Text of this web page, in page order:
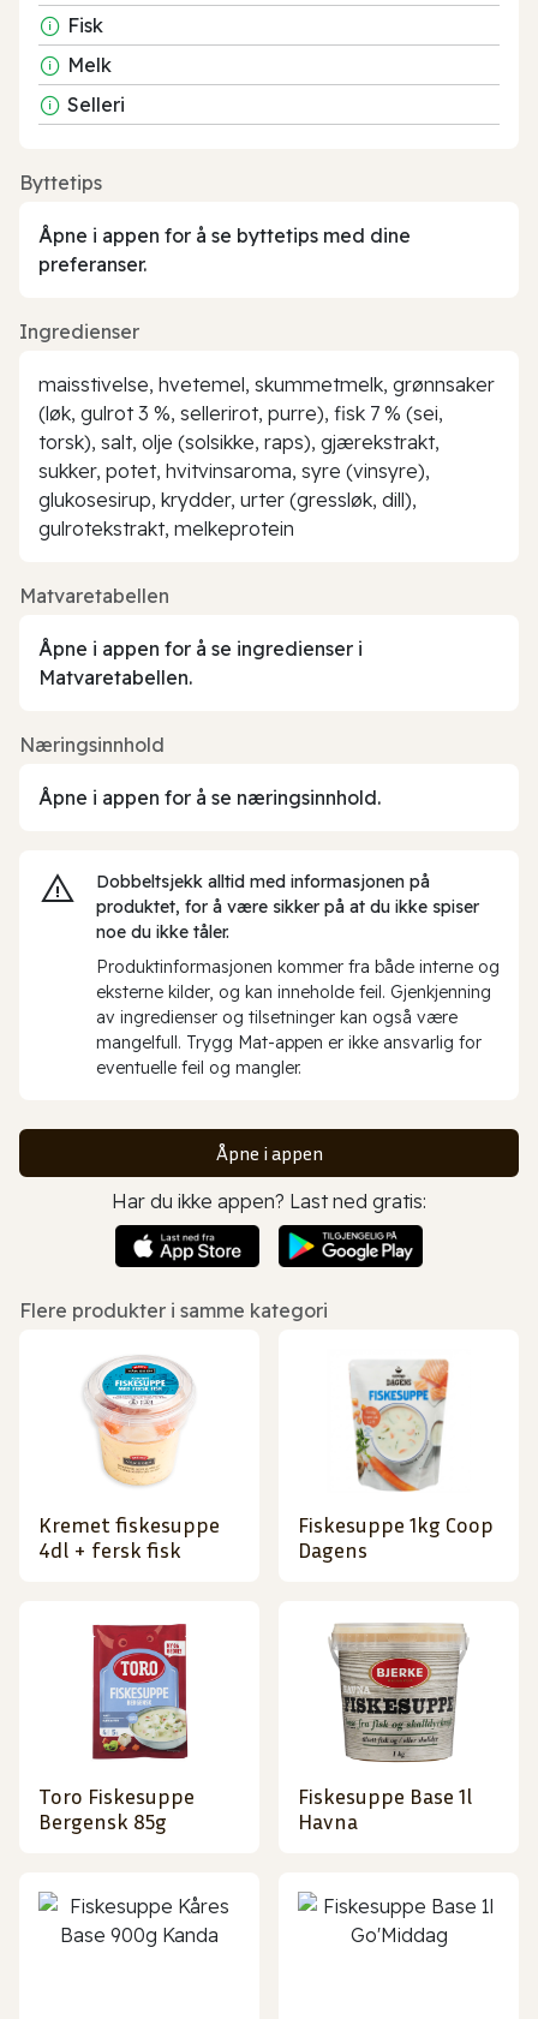
Fisk
Melk
Selleri
Byttetips
Åpne i appen for å se byttetips med dine
preferanser.
Ingredienser
maisstivelse, hvetemel, skummetmelk, grønnsaker
(løk, gulrot 3 %, sellerirot, purre), fisk 7 % (sei,
torsk), salt, olje (solsikke, raps), gjærekstrakt,
sukker, potet, hvitvinsaroma, syre (vinsyre),
glukosesirup, krydder, urter (gressløk, dill),
gulrotekstrakt, melkeprotein
Matvaretabellen
Åpne i appen for å se ingredienser i
Matvaretabellen.
Næringsinnhold
Åpne i appen for å se næringsinnhold.
Dobbeltsjekk alltid med informasjonen på
produktet, for å være sikker på at du ikke spiser
noe du ikke tåler.
Produktinformasjonen kommer fra både interne og
eksterne kilder, og kan inneholde feil. Gjenkjenning
av ingredienser og tilsetninger kan også være
mangelfull. Trygg Mat-appen er ikke ansvarlig for
eventuelle feil og mangler.
Åpne i appen
Har du ikke appen? Last ned gratis:
Flere produkter i samme kategori
Kremet fiskesuppe
4dl + fersk fisk
Fiskesuppe 1kg Coop
Dagens
Toro Fiskesuppe
Bergensk 85g
Fiskesuppe Base 1l
Havna